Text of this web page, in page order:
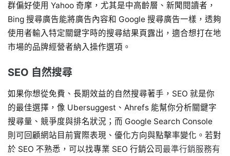
群偏好使用 Yahoo 奇摩，尤其是中高齡層、新聞閱讀者，
Bing 搜尋廣告能將廣告內容和 Google 搜尋廣告一樣，透夠
使用者輸入特定關鍵字時的搜尋結果頁露出，適合想打在地
市場的品牌經營者納入操作選項。
SEO 自然搜尋
如果你想從免費、長期效益的自然搜尋著手，SEO 就是你
的最佳選擇，像 Ubersuggest、Ahrefs 能幫你分析關鍵字
搜尋量、競爭度與排名狀況；而 Google Search Console
則可回顧網站目前實際表現、優化方向與點擊率變化。若對
於 SEO 不熟悉，可以找專業 SEO 行銷公司 最準行銷服務有